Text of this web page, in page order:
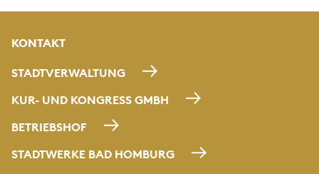
KONTAKT
STADTVERWALTUNG
KUR- UND KONGRESS GMBH
BETRIEBSHOF
STADTWERKE BAD HOMBURG